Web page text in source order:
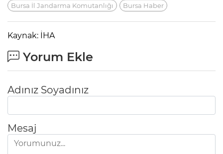
Bursa İl Jandarma Komutanlığı Bursa Haber
Kaynak: İHA
Yorum Ekle
Adınız Soyadınız
Mesaj